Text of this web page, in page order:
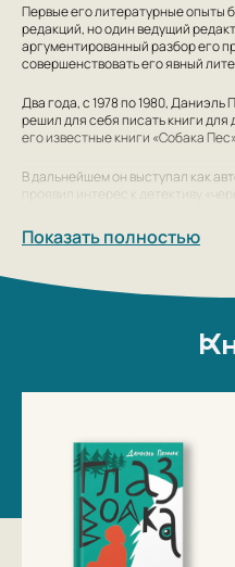
Первые его литературные опыты
редакций, но один ведущий
аргументированный разбор его
совершенствовать его явный
Два года, с 1978 по 1980, Даниэль
решил для себя писать книги для
его известные книги «Собака
В дальнейшем он выступал как
проявил интерес к детективу
Малоссене, профессиональном
последовали «Фея Карабина»
большим мастерством созданные
Показать полностью